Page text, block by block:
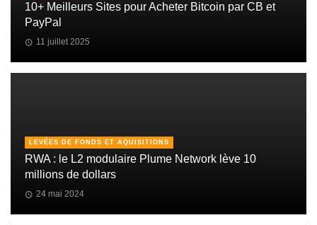
10+ Meilleurs Sites pour Acheter Bitcoin par CB et
PayPal
11 juillet 2025
LEVÉES DE FONDS ET AQUISITIONS
RWA : le L2 modulaire Plume Network lève 10
millions de dollars
24 mai 2024